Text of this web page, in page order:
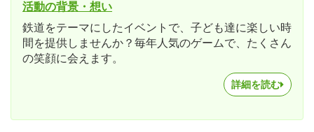
活動の背景・想い
鉄道をテーマにしたイベントで、子ども達に楽しい時
間を提供しませんか？毎年人気のゲームで、たくさん
の笑顔に会えます。
詳細を読む